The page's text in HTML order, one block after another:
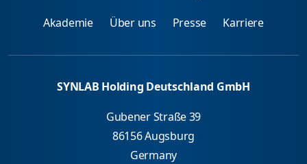
Akademie Über uns Presse Karriere
SYNLAB Holding Deutschland GmbH
Gubener Straße 39
86156 Augsburg
Germany